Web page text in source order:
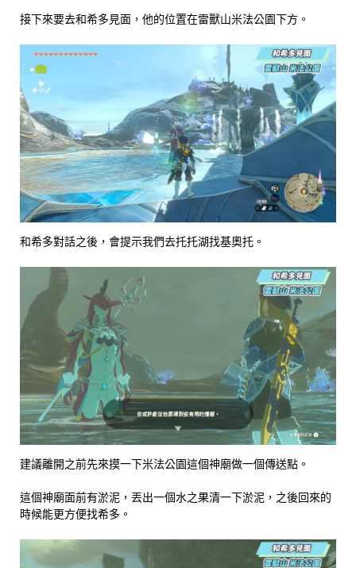
接下來要去和希多見面，他的位置在雷獸山米法公園下方。
和希多對話之後，會提示我們去托托湖找基奧托。
建議離開之前先來摸一下米法公園這個神廟做一個傳送點。
這個神廟面前有淤泥，丟出一個水之果清一下淤泥，之後回來的
時候能更方便找希多。